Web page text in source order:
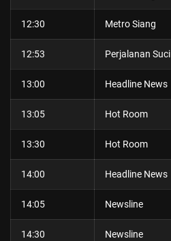
12:30 Metro Siang
12:53 Perjalanan Suci
13:00 Headline News
13:05 Hot Room
13:30 Hot Room
14:00 Headline News
14:05 Newsline
14:30 Newsline